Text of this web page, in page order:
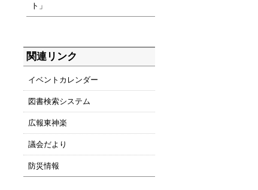
ト」
関連リンク
イベントカレンダー
図書検索システム
広報東神楽
議会だより
防災情報